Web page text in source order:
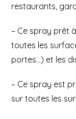
restaurants,
– Ce spray prêt
toutes les
portes…) et les
– Ce spray est
sur toutes les